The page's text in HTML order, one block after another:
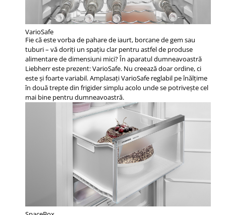
VarioSafe
Fie că este vorba de pahare de iaurt, borcane de gem sau
tuburi – vă doriţi un spaţiu clar pentru astfel de produse
alimentare de dimensiuni mici? În aparatul dumneavoastră
Liebherr este prezent: VarioSafe. Nu creează doar ordine, ci
este şi foarte variabil. Amplasaţi VarioSafe reglabil pe înălţime
în două trepte din frigider simplu acolo unde se potriveşte cel
mai bine pentru dumneavoastră.